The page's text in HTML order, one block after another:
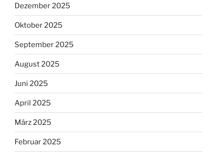
Dezember 2025
Oktober 2025
September 2025
August 2025
Juni 2025
April 2025
März 2025
Februar 2025